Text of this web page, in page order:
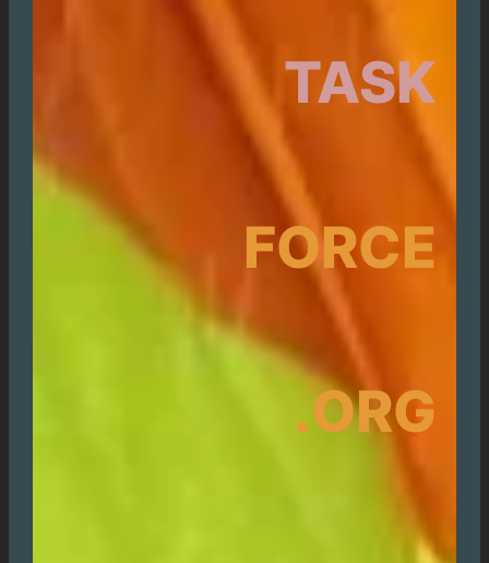
TASK
FORCE
.ORG